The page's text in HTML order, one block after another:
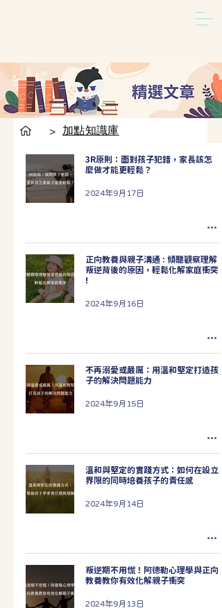
> 加點知識庫
3R原則：面對孩子犯錯，家長該怎
麼做才能更輕鬆？
2024年9月17日
正向教養與親子溝通 : 傾聽觀察理解
叛逆背後的原因，輕鬆化解家庭衝突
!
2024年9月16日
不再溺愛或嚴厲：用溫和堅定打造孩
子的解決問題能力
2024年9月15日
溫和與堅定的實踐方式：如何在設立
界限的同時培養孩子的責任感
2024年9月14日
叛逆期不用慌！阿德勒心理學與正向
教養教你有效化解親子衝突
2024年9月13日